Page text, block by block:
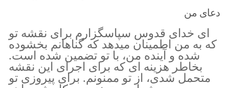
دعای من
ای خدای قدوس سپاسگزارم برای نقشه تو
که به من اطمینان میدهد که گناهانم بخشوده
شده و آینده من، با تو تضمین شده است.
بخاطر هزینه ای که برای اجرای این نقشه
متحمل شدی، از تو ممنونم. برای پیروزی تو